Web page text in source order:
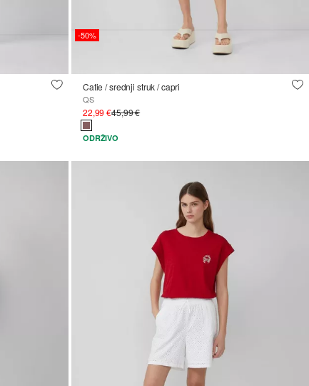
-50%
Catie / srednji struk / capri
QS
22,99 €45,99 €
ODRŽIVO